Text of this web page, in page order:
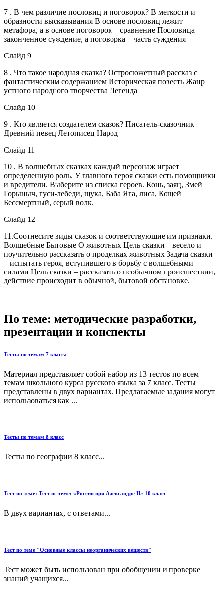
7 . В чем различие пословиц и поговорок? В меткости и
образности высказывания В основе пословиц лежит
метафора, а в основе поговорок – сравнение Пословица –
законченное суждение, а поговорка – часть суждения
Слайд 9
8 . Что такое народная сказка? Остросюжетный рассказ с
фантастическим содержанием Историческая повесть Жанр
устного народного творчества Легенда
Слайд 10
9 . Кто является создателем сказок? Писатель-сказочник
Древний певец Летописец Народ
Слайд 11
10 . В волшебных сказках каждый персонаж играет
определенную роль. У главного героя сказки есть помощники
и вредители. Выберите из списка героев. Конь, заяц, Змей
Горыныч, гуси-лебеди, щука, Баба Яга, лиса, Кощей
Бессмертный, серый волк.
Слайд 12
11.Соотнесите виды сказок и соответствующие им признаки.
Волшебные Бытовые О животных Цель сказки – весело и
поучительно рассказать о проделках животных Задача сказки
– испытать героя, вступившего в борьбу с волшебными
силами Цель сказки – рассказать о необычном происшествии,
действие происходит в обычной, бытовой обстановке.
По теме: методические разработки,
презентации и конспекты
Тесты по темам 7 класса
Материал представляет собой набор из 13 тестов по всем
темам школьного курса русского языка за 7 класс. Тесты
представлены в двух вариантах. Предлагаемые задания могут
использоваться как ...
Тесты по темам 8 класс
Тесты по географии 8 класс...
Тест по теме: Тест по теме: «Россия при Александре II» 10 класс
В двух вариантах, с ответами....
Тест по теме "Основные классы неорганических веществ"
Тест может быть использован при обобщении и проверке
знаний учащихся...